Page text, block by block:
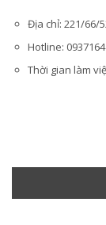
Địa chỉ: 221/66/
Hotline:
Thời gian làm